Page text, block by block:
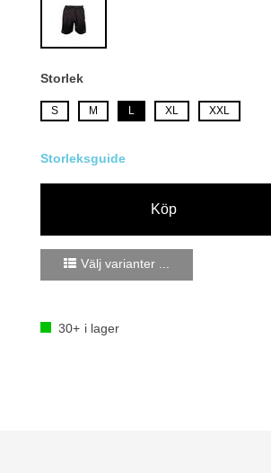
Storlek
S M L XL XXL
Köp
Välj varianter ...
30+ i lager